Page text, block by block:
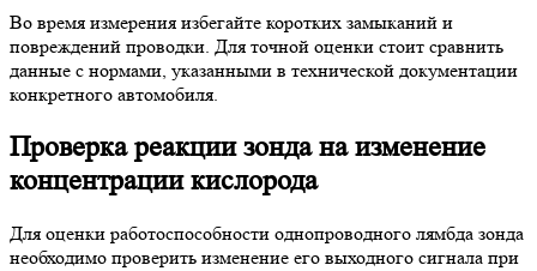
Во время измерения избегайте коротких замыканий и
повреждений проводки. Для точной оценки стоит сравнить
данные с нормами, указанными в технической документации
конкретного автомобиля.
Проверка реакции зонда на изменение
концентрации кислорода
Для оценки работоспособности однопроводного лямбда зонда
необходимо проверить изменение его выходного сигнала при